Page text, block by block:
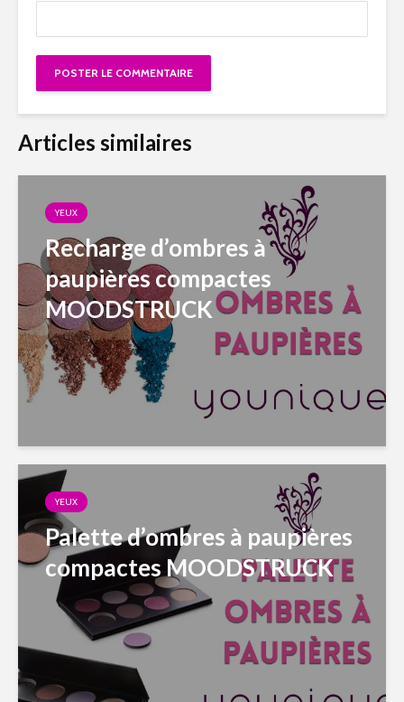
Articles similaires
YEUX
Recharge d’ombres à
paupières compactes
MOODSTRUCK
YEUX
Palette d’ombres à paupières
compactes MOODSTRUCK